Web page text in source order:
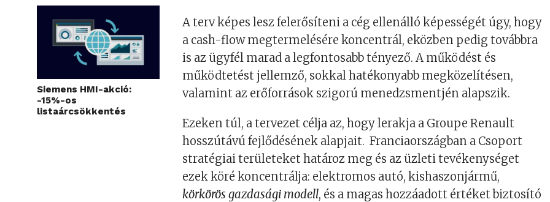
Siemens HMI-akció:
-15%-os
listaárcsökkentés
A terv képes lesz felerősíteni a cég ellenálló képességét úgy, hogy
a cash-flow megtermelésére koncentrál, eközben pedig továbbra
is az ügyfél marad a legfontosabb tényező. A működést és
működtetést jellemző, sokkal hatékonyabb megközelítésen,
valamint az erőforrások szigorú menedzsmentjén alapszik.
Ezeken túl, a tervezet célja az, hogy lerakja a Groupe Renault
hosszútávú fejlődésének alapjait. Franciaországban a Csoport
stratégiai területeket határoz meg és az üzleti tevékenységet
ezek köré koncentrálja: elektromos autó, kishaszonjármű,
körkörös gazdasági modell, és a magas hozzáadott értéket biztosító